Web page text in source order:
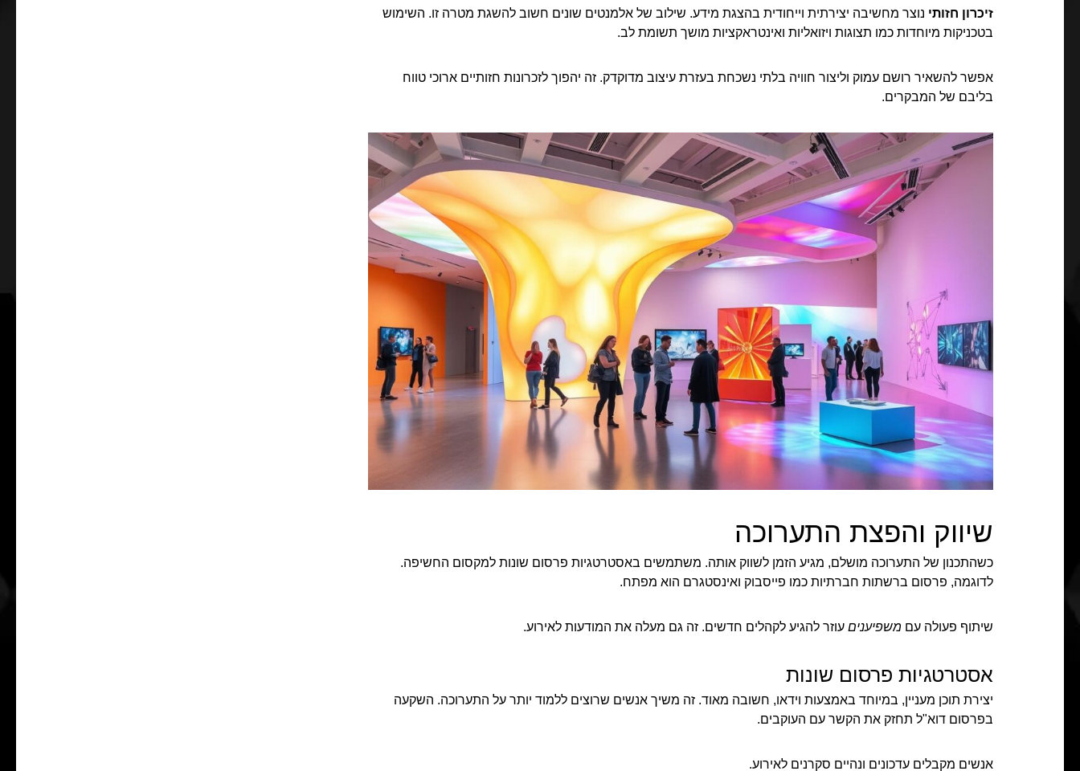
זיכרון חזותי נוצר מחשיבה יצירתית וייחודית בהצגת מידע. שילוב של אלמנטים שונים חשוב להשגת מטרה זו. השימוש
בטכניקות מיוחדות כמו תצוגות ויזואליות ואינטראקציות מושך תשומת לב.
אפשר להשאיר רושם עמוק וליצור חוויה בלתי נשכחת בעזרת עיצוב מדוקדק. זה יהפוך לזכרונות חזותיים ארוכי טווח
בליבם של המבקרים.
שיווק והפצת התערוכה
כשהתכנון של התערוכה מושלם, מגיע הזמן לשווק אותה. משתמשים באסטרטגיות פרסום שונות למקסום החשיפה.
לדוגמה, פרסום ברשתות חברתיות כמו פייסבוק ואינסטגרם הוא מפתח.
שיתוף פעולה עם משפיענים עוזר להגיע לקהלים חדשים. זה גם מעלה את המודעות לאירוע.
אסטרטגיות פרסום שונות
יצירת תוכן מעניין, במיוחד באמצעות וידאו, חשובה מאוד. זה משיך אנשים שרוצים ללמוד יותר על התערוכה. השקעה
בפרסום דוא"ל תחזק את הקשר עם העוקבים.
אנשים מקבלים עדכונים ונהיים סקרנים לאירוע.